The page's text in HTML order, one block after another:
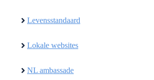
Levensstandaard
Lokale websites
NL ambassade